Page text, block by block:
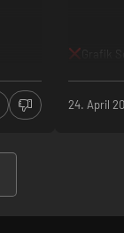
24. April